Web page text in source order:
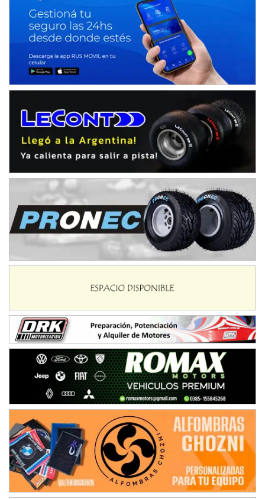
Avellaneda (Santa Fe)
SUR SANTAFESINO - F4
José Samuel Sánchez (Tierra)
Rufino (Santa Fe)
TUCUMANO - F5
Juan Navarro (Asfalto)